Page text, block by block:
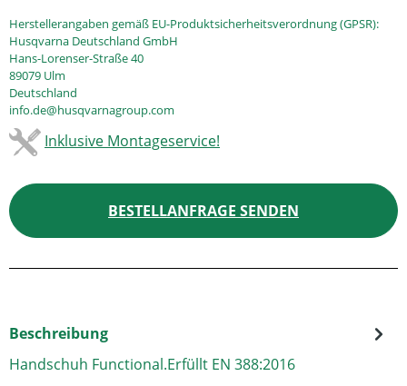
Herstellerangaben gemäß EU-Produktsicherheitsverordnung (GPSR):
Husqvarna Deutschland GmbH
Hans-Lorenser-Straße 40
89079 Ulm
Deutschland
info.de@husqvarnagroup.com
Inklusive Montageservice!
BESTELLANFRAGE SENDEN
Beschreibung
Handschuh Functional.Erfüllt EN 388:2016